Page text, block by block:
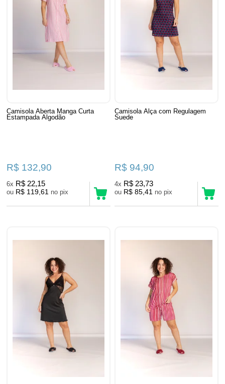
Camisola Aberta Manga Curta
Estampada Algodão
R$ 132,90
6x R$ 22,15
ou R$ 119,61 no pix
Camisola Alça com Regulagem
Suede
R$ 94,90
4x R$ 23,73
ou R$ 85,41 no pix